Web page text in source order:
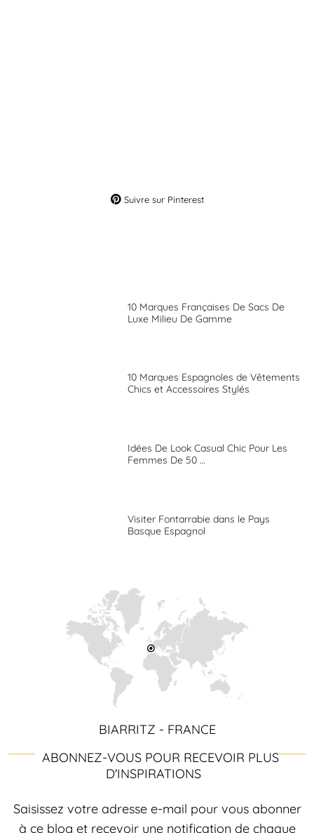
Suivre sur Pinterest
10 Marques Françaises De Sacs De
Luxe Milieu De Gamme
10 Marques Espagnoles de Vêtements
Chics et Accessoires Stylés
Idées De Look Casual Chic Pour Les
Femmes De 50 …
Visiter Fontarrabie dans le Pays
Basque Espagnol
BIARRITZ - FRANCE
ABONNEZ-VOUS POUR RECEVOIR PLUS
D'INSPIRATIONS
Saisissez votre adresse e-mail pour vous abonner
à ce blog et recevoir une notification de chaque